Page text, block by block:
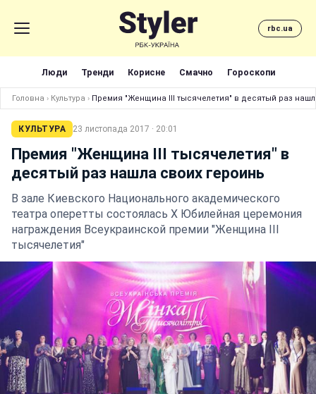
rbc.ua
Люди Тренди Корисне Смачно Гороскопи
Головна › Культура › Премия "Женщина ІІІ тысячелетия" в десятый раз
КУЛЬТУРА 23 листопада 2017 · 20:01
Премия "Женщина ІІІ тысячелетия" в
десятый раз нашла своих героинь
В зале Киевского Национального академического
театра оперетты состоялась Х Юбилейная церемония
награждения Всеукраинской премии "Женщина ІІІ
тысячелетия"